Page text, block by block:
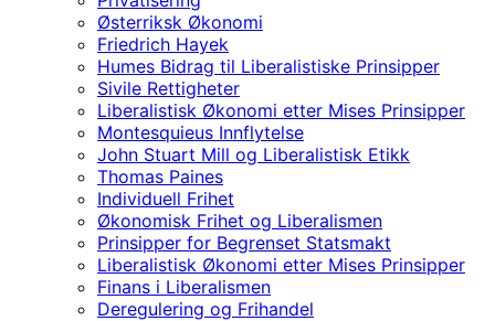
Østerriksk Økonomi
Friedrich Hayek
Humes Bidrag til Liberalistiske Prinsipper
Sivile Rettigheter
Liberalistisk Økonomi etter Mises Prinsipper
Montesquieus Innflytelse
John Stuart Mill og Liberalistisk Etikk
Thomas Paines
Individuell Frihet
Økonomisk Frihet og Liberalismen
Prinsipper for Begrenset Statsmakt
Liberalistisk Økonomi etter Mises Prinsipper
Finans i Liberalismen
Deregulering og Frihandel